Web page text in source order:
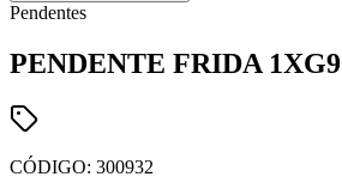
Pendentes
PENDENTE FRIDA 1XG9
CÓDIGO: 300932